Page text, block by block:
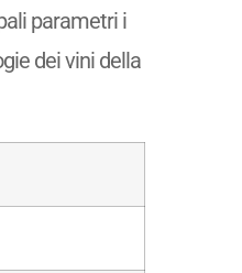
parametri i
dei vini della